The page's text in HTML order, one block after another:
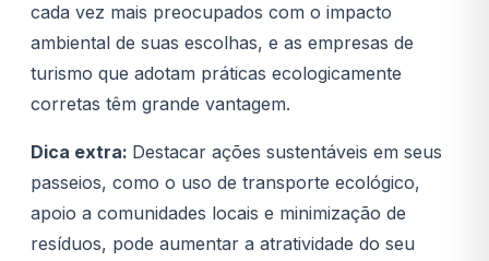
cada vez mais preocupados com o impacto
ambiental de suas escolhas, e as empresas de
turismo que adotam práticas ecologicamente
corretas têm grande vantagem.
Dica extra: Destacar ações sustentáveis em seus
passeios, como o uso de transporte ecológico,
apoio a comunidades locais e minimização de
resíduos, pode aumentar a atratividade do seu